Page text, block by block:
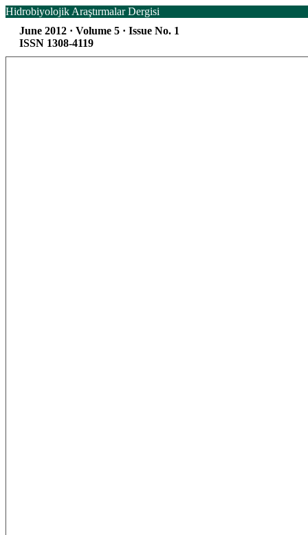
Hidrobiyolojik Araştırmalar Dergisi
June 2012 · Volume 5 · Issue No. 1
ISSN 1308-4119